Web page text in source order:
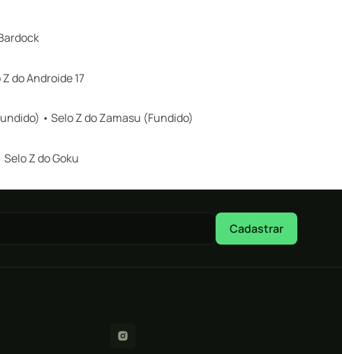
do Androide 17
• Selo Z do Zamasu (Fundido)
Z do Goku
Cadastrar